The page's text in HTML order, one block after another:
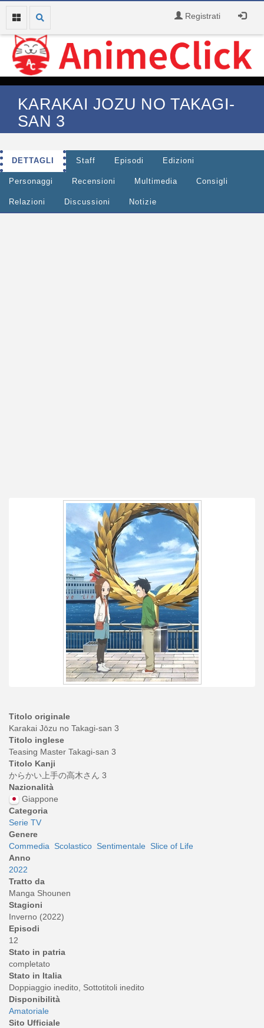
Registrati
KARAKAI JOZU NO TAKAGI-
SAN 3
DETTAGLI Staff Episodi Edizioni
Personaggi Recensioni Multimedia Consigli
Relazioni Discussioni Notizie
Titolo originale
Karakai Jōzu no Takagi-san 3
Titolo inglese
Teasing Master Takagi-san 3
Titolo Kanji
からかい上手の高木さん 3
Nazionalità
Giappone
Categoria
Serie TV
Genere
Commedia
Scolastico Sentimentale Slice of Life
Anno
2022
Tratto da
Manga Shounen
Stagioni
Inverno (2022)
Episodi
12
Stato in patria
completato
Stato in Italia
Doppiaggio inedito, Sottotitoli inedito
Disponibilità
Amatoriale
Sito Ufficiale